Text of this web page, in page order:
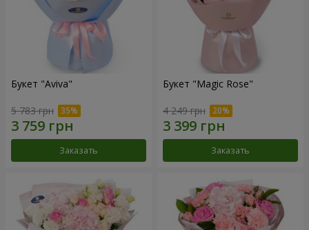
Букет "Aviva"
5 783 грн
Заказать
Букет "Magic Rose"
4 249 грн
Заказать